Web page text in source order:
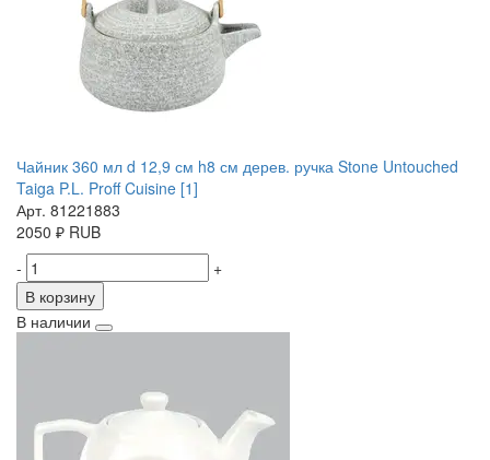
Чайник 360 мл d 12,9 см h8 см дерев. ручка Stone Untouched
Taiga P.L. Proff Cuisine [1]
Арт. 81221883
2050 ₽ RUB
-
+
В корзину
В наличии